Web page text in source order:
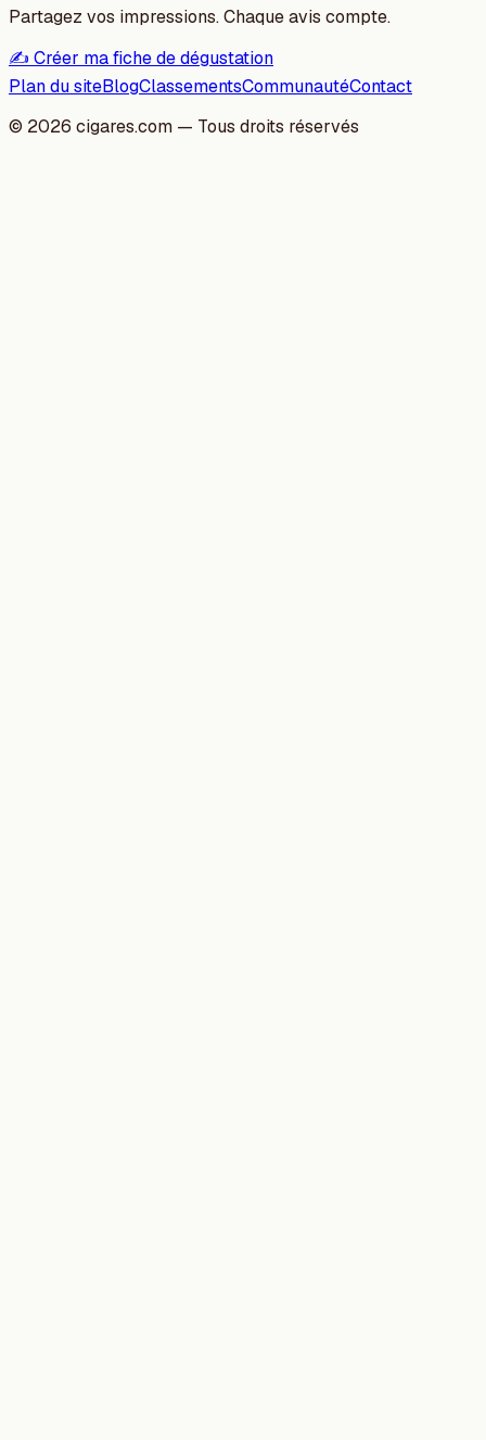
Partagez vos impressions. Chaque avis compte.
✍️ Créer ma fiche de dégustation
Plan du siteBlogClassementsCommunautéContact
© 2026 cigares.com — Tous droits réservés